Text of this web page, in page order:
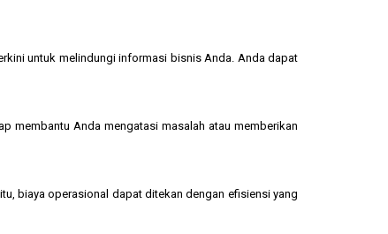
untuk melindungi informasi bisnis Anda. Anda dapat
membantu Anda mengatasi masalah atau memberikan
biaya operasional dapat ditekan dengan efisiensi yang